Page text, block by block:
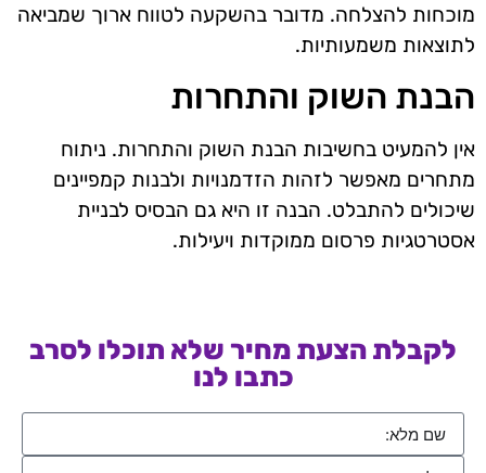
מוכחות להצלחה. מדובר בהשקעה לטווח ארוך שמביאה
לתוצאות משמעותיות.
הבנת השוק והתחרות
אין להמעיט בחשיבות הבנת השוק והתחרות. ניתוח
מתחרים מאפשר לזהות הזדמנויות ולבנות קמפיינים
שיכולים להתבלט. הבנה זו היא גם הבסיס לבניית
אסטרטגיות פרסום ממוקדות ויעילות.
לקבלת הצעת מחיר שלא תוכלו לסרב
כתבו לנו